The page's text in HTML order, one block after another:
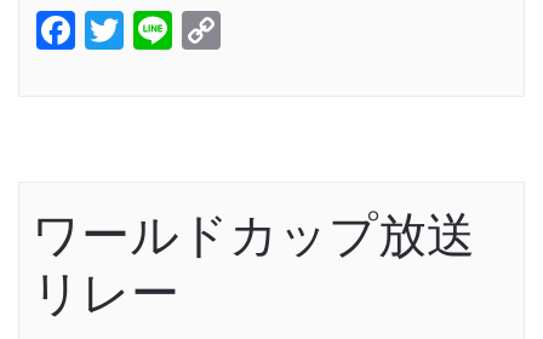
Facebook
Twitter
Line
ワールドカップ放送
リレー